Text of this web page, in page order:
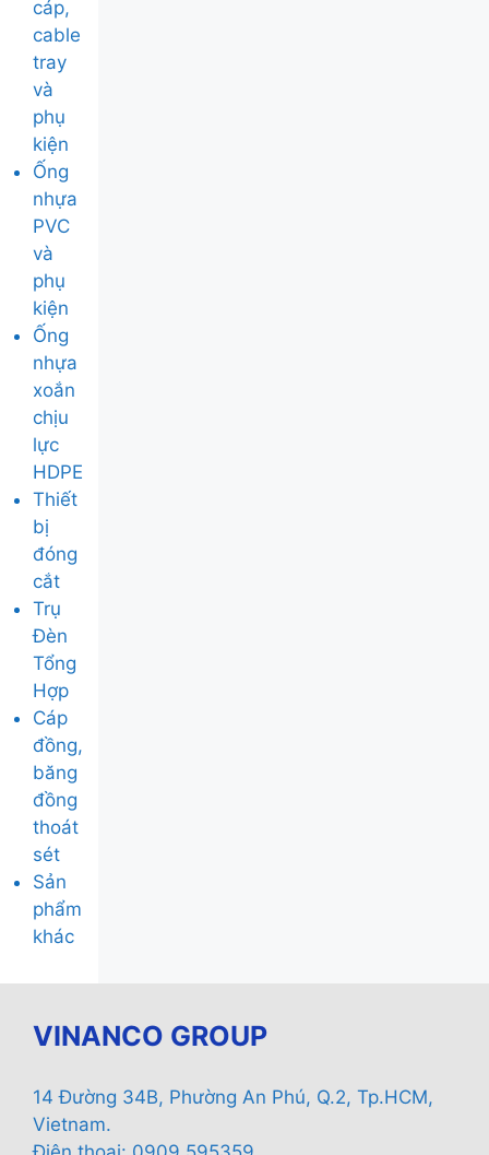
cáp,
cable
tray
và
phụ
kiện
Ống
nhựa
PVC
và
phụ
kiện
Ống
nhựa
xoắn
chịu
lực
HDPE
Thiết
bị
đóng
cắt
Trụ
Đèn
Tổng
Hợp
Cáp
đồng,
băng
đồng
thoát
sét
Sản
phẩm
khác
VINANCO GROUP
14 Đường 34B, Phường An Phú, Q.2, Tp.HCM,
Vietnam.